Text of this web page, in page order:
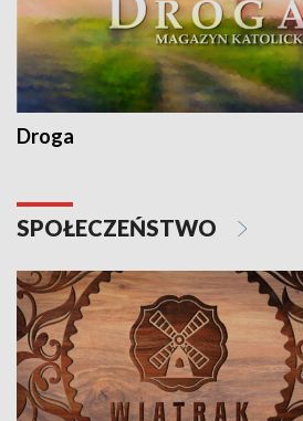
Droga
SPOŁECZEŃSTWO